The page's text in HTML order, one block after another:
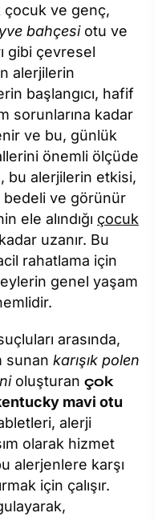
ve genç,
bahçesiotu ve
gibi çevresel
alerjilerin
başlangıcı, hafif
sorunlarına kadar
ve bu, günlük
önemli ölçüde
bu alerjilerin etkisi,
bedeli ve görünür
ele alındığı çocuk
uzanır. Bu
rahatlama için
genel yaşam
arasında,
sunan karışık polen
oluşturan çok
mavi otu
alerji
olarak hizmet
alerjenlere karşı
için çalışır.